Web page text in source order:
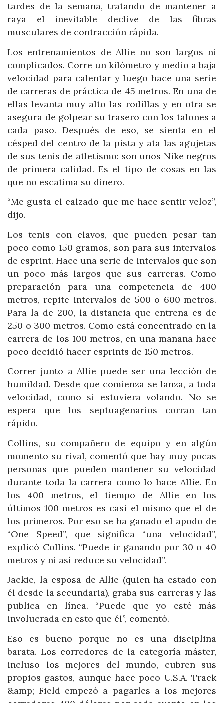
tardes de la semana, tratando de mantener a
raya el inevitable declive de las fibras
musculares de contracción rápida.
Los entrenamientos de Allie no son largos ni
complicados. Corre un kilómetro y medio a baja
velocidad para calentar y luego hace una serie
de carreras de práctica de 45 metros. En una de
ellas levanta muy alto las rodillas y en otra se
asegura de golpear su trasero con los talones a
cada paso. Después de eso, se sienta en el
césped del centro de la pista y ata las agujetas
de sus tenis de atletismo: son unos Nike negros
de primera calidad. Es el tipo de cosas en las
que no escatima su dinero.
“Me gusta el calzado que me hace sentir veloz”,
dijo.
Los tenis con clavos, que pueden pesar tan
poco como 150 gramos, son para sus intervalos
de esprint. Hace una serie de intervalos que son
un poco más largos que sus carreras. Como
preparación para una competencia de 400
metros, repite intervalos de 500 o 600 metros.
Para la de 200, la distancia que entrena es de
250 o 300 metros. Como está concentrado en la
carrera de los 100 metros, en una mañana hace
poco decidió hacer esprints de 150 metros.
Correr junto a Allie puede ser una lección de
humildad. Desde que comienza se lanza, a toda
velocidad, como si estuviera volando. No se
espera que los septuagenarios corran tan
rápido.
Collins, su compañero de equipo y en algún
momento su rival, comentó que hay muy pocas
personas que pueden mantener su velocidad
durante toda la carrera como lo hace Allie. En
los 400 metros, el tiempo de Allie en los
últimos 100 metros es casi el mismo que el de
los primeros. Por eso se ha ganado el apodo de
“One Speed”, que significa “una velocidad”,
explicó Collins. “Puede ir ganando por 30 o 40
metros y ni así reduce su velocidad”.
Jackie, la esposa de Allie (quien ha estado con
él desde la secundaria), graba sus carreras y las
publica en línea. “Puede que yo esté más
involucrada en esto que él”, comentó.
Eso es bueno porque no es una disciplina
barata. Los corredores de la categoría máster,
incluso los mejores del mundo, cubren sus
propios gastos, aunque hace poco U.S.A. Track
&amp; Field empezó a pagarles a los mejores